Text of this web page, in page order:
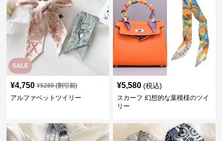
SALE
¥4,750 ¥5280(割引前)
アルファベットツイリー
¥5,580 (税込)
スカーフ 幻想的な葉模様のツイ
リー